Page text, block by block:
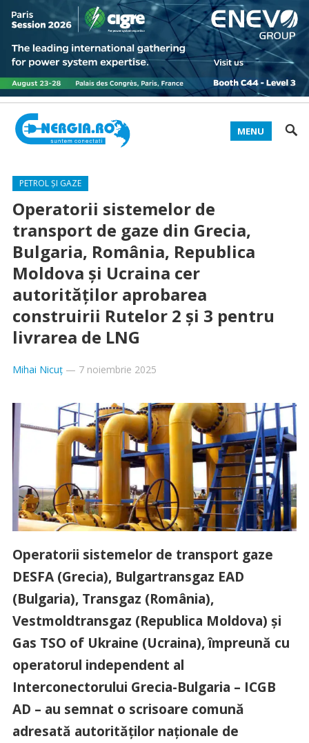
MENU
PETROL ȘI GAZE
Operatorii sistemelor de
transport de gaze din Grecia,
Bulgaria, România, Republica
Moldova și Ucraina cer
autorităților aprobarea
construirii Rutelor 2 și 3 pentru
livrarea de LNG
Mihai Nicuț— 7 noiembrie 2025
Operatorii sistemelor de transport gaze
DESFA (Grecia), Bulgartransgaz EAD
(Bulgaria), Transgaz (România),
Vestmoldtransgaz (Republica Moldova) şi
Gas TSO of Ukraine (Ucraina), împreună cu
operatorul independent al
Interconectorului Grecia-Bulgaria – ICGB
AD – au semnat o scrisoare comună
adresată autorităţilor naţionale de